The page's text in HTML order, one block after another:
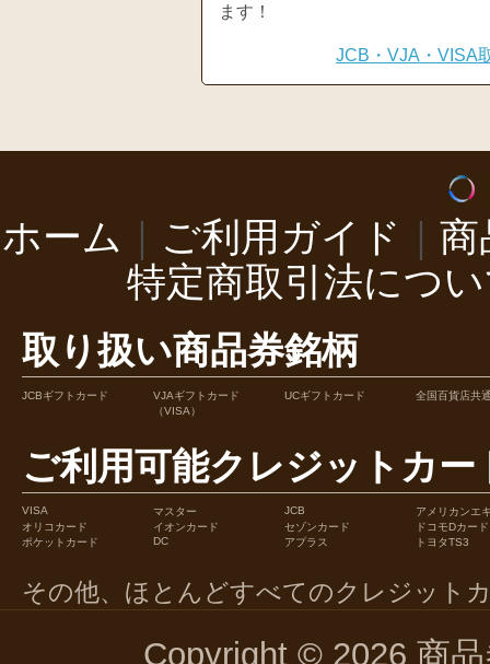
ます！
JCB・VJA・VISA
ホーム ご利用ガイド
商
特定商取引法につ
取り扱い商品券銘柄
JCBギフトカード
VJAギフトカード
（VISA）
UCギフトカード 全国百貨店共
ご利用可能クレジットカー
VISA マスター JCB
アメリカンエ
オリコカード
イオンカード セゾンカード
ドコモDカード
ポケットカード
DC アプラス トヨタTS3
その他、ほとんどすべてのクレジット
Copyright © 2026 商